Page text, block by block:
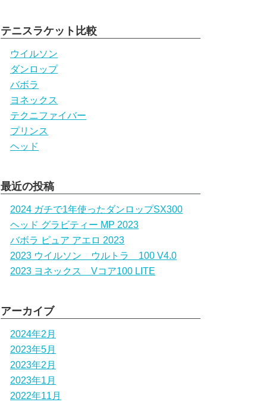
テニスラケット比較
ウイルソン
ダンロップ
バボラ
ヨネックス
テクニファイバー
プリンス
ヘッド
最近の投稿
2024 ガチで1年使ったダンロップSX300
ヘッド グラビティー MP 2023
バボラ ピュア アエロ 2023
2023 ウイルソン ウルトラ 100 V4.0
2023 ヨネックス Vコア100 LITE
アーカイブ
2024年2月
2023年5月
2023年2月
2023年1月
2022年11月